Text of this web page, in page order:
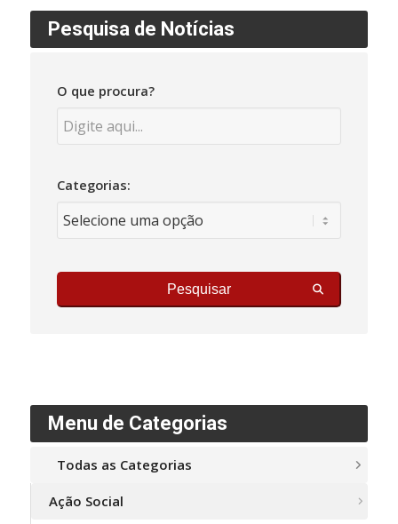
Pesquisa de Notícias
O que procura?
Categorias:
Pesquisar
Menu de Categorias
Todas as Categorias
Ação Social